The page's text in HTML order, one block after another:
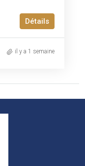
Détails
il y a 1 semaine